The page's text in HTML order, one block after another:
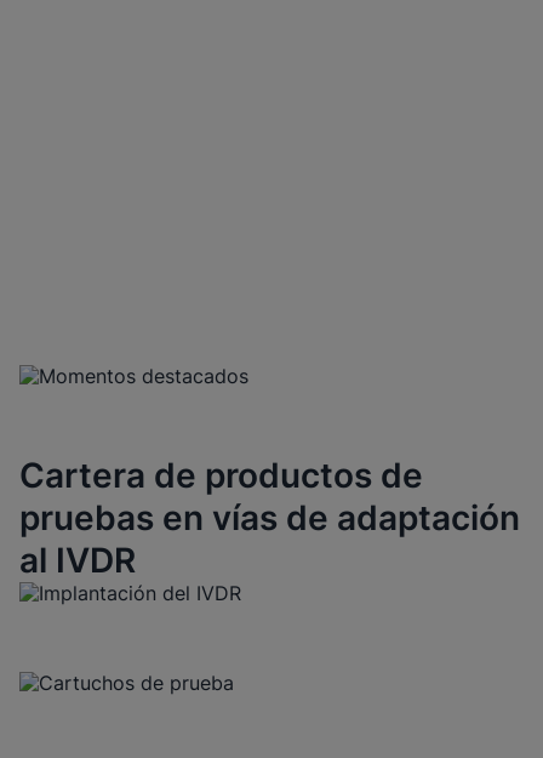
Cartera de productos de
pruebas en vías de adaptación
al IVDR